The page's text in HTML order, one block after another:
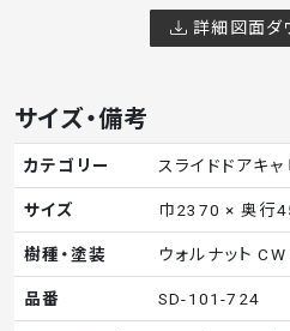
詳細図面ダ
サイズ・備考
カテゴリー スライドドアキャ
サイズ 巾2370 × 奥行
樹種・塗装 ウォルナット
品番 SD-101-724